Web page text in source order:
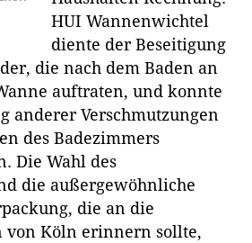
HUI Wannenwichtel
diente der Beseitigung
die nach dem Baden an
auftraten, und konnte
anderer Verschmutzungen
des Badezimmers
Die Wahl des
die außergewöhnliche
die an die
von Köln erinnern sollte,